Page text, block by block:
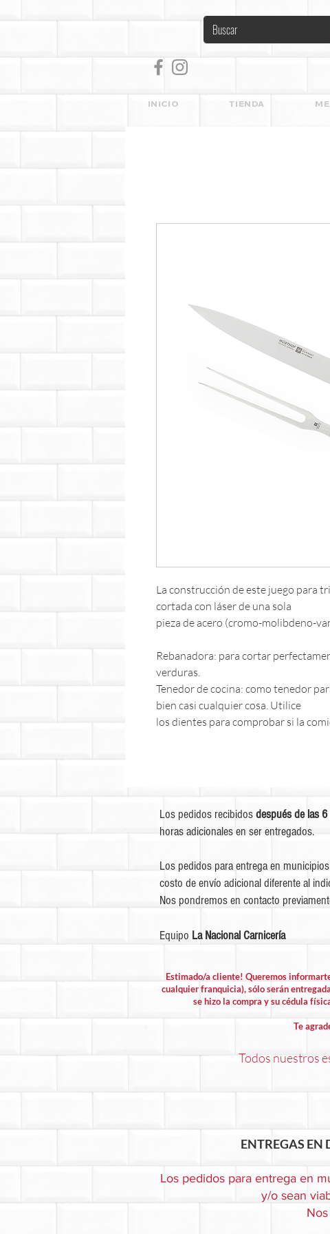
INICIO TIENDA
La construcción de este juego para
cortada con láser de una sola
pieza de acero (cromo-molibdeno-
Rebanadora: para cortar
verduras.
Tenedor de cocina: como tenedor
bien casi cualquier cosa. Utilice
los dientes para comprobar si la
Los pedidos recibidosdespués de las
horas adicionales en ser entregados.
Los pedidos para entrega en
costo de envío adicional diferente al
Nos pondremos en contacto
Equipo La Nacional Carnicería
Estimado/a cliente! Queremos
cualquier franquicia), sólo serán
se hizo la compra y su cédula
Te
Todos nuestros
ENTREGAS EN
Los pedidos para entrega en
y/o sean